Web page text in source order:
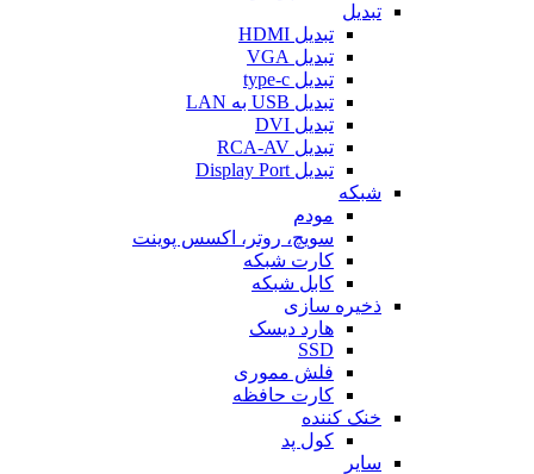
تبدیل
تبدیل HDMI
تبدیل VGA
تبدیل type-c
تبدیل USB به LAN
تبدیل DVI
تبدیل RCA-AV
تبدیل Display Port
شبکه
مودم
سویچ، روتر، اکسس پوینت
کارت شبکه
کابل شبکه
ذخیره سازی
هارد دیسک
SSD
فلش مموری
کارت حافظه
خنک کننده
کول پد
سایر